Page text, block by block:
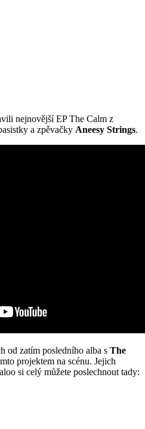
nejnovější EP The Calm z
a zpěvačky Aneesy Strings.
od zatím posledního alba s The
projektem na scénu. Jejich
si celý můžete poslechnout tady: